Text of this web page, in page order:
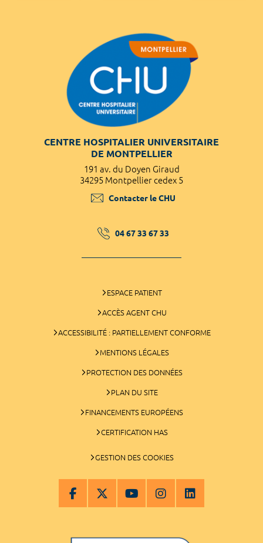
CENTRE HOSPITALIER UNIVERSITAIRE
DE MONTPELLIER
191 av. du Doyen Giraud
34295 Montpellier cedex 5
Contacter le CHU
04 67 33 67 33
ESPACE PATIENT
ACCÈS AGENT CHU
ACCESSIBILITÉ : PARTIELLEMENT CONFORME
MENTIONS LÉGALES
PROTECTION DES DONNÉES
PLAN DU SITE
FINANCEMENTS EUROPÉENS
CERTIFICATION HAS
GESTION DES COOKIES